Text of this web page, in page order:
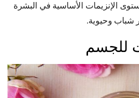
الإنزيمات الأساسية في البشرة
شباب وحيوية.
للجسم